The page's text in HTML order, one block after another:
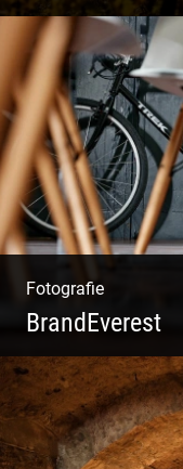
Rotweine aus
Weinprobe |
Weinkeller
Fotografie
BrandEverest
Bildwelten |
Design